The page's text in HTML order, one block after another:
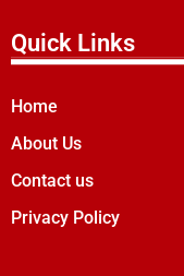
Quick Links
Home
About Us
Contact us
Privacy Policy